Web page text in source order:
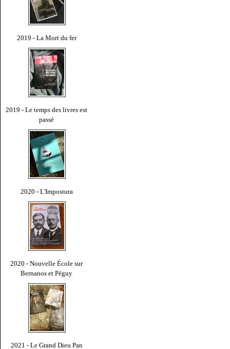
2019 - La Mort du fer
2019 - Le temps des livres est
passé
2020 - L'Impostura
2020 - Nouvelle École sur
Bernanos et Péguy
2021 - Le Grand Dieu Pan